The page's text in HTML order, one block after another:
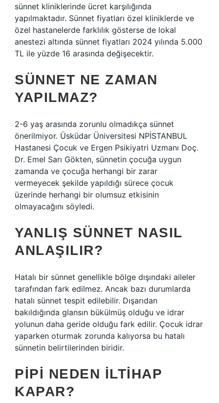
sünnet kliniklerinde ücret karşılığında
yapılmaktadır. Sünnet fiyatları özel kliniklerde ve
özel hastanelerde farklılık gösterse de lokal
anestezi altında sünnet fiyatları 2024 yılında 5.000
TL ile yüzde 16 arasında değişecektir.
SÜNNET NE ZAMAN
YAPILMAZ?
2-6 yaş arasında zorunlu olmadıkça sünnet
önerilmiyor. Üsküdar Üniversitesi NPİSTANBUL
Hastanesi Çocuk ve Ergen Psikiyatri Uzmanı Doç.
Dr. Emel Sarı Gökten, sünnetin çocuğa uygun
zamanda ve çocuğa herhangi bir zarar
vermeyecek şekilde yapıldığı sürece çocuk
üzerinde herhangi bir olumsuz etkisinin
olmayacağını söyledi.
YANLIŞ SÜNNET NASIL
ANLAŞILIR?
Hatalı bir sünnet genellikle bölge dışındaki aileler
tarafından fark edilmez. Ancak bazı durumlarda
hatalı sünnet tespit edilebilir. Dışarıdan
bakıldığında glansın bükülmüş olduğu ve idrar
yolunun daha geride olduğu fark edilir. Çocuk idrar
yaparken oturmak zorunda kalıyorsa bu hatalı
sünnetin belirtilerinden biridir.
PIPI NEDEN ILTIHAP
KAPAR?